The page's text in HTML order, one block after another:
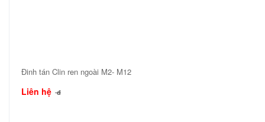
Đinh tán Clin ren ngoài M2- M12
Liên hệ đ